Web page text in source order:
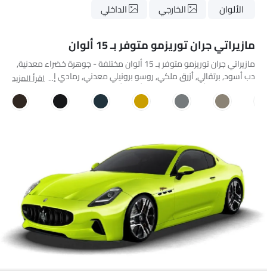
الألوان الخارجي الداخلي
مازيراتي جران توريزمو متوفر بـ 15 ألوان
مازيراتي جران توريزمو متوفر بـ 15 ألوان مختلفة - جوهرة خضراء معدنية,
دب أسود, برتقالي, أزرق ملكي, روسو برونيلي معدني, رمادي إنغريد,
Crystal Shine, Urban Green, Bianco Canopus, Blue Lagoon, District
Green Metallic.
اقرأ المزيد